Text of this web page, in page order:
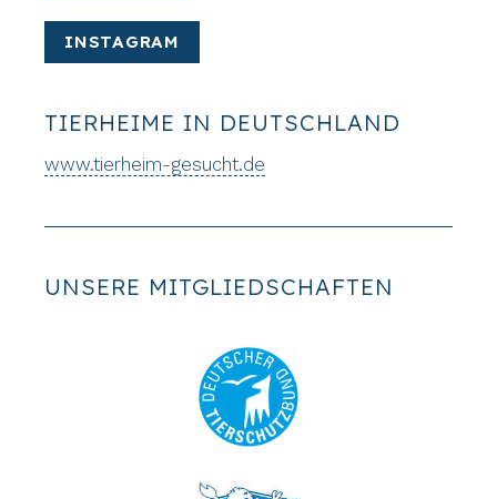
INSTAGRAM
TIERHEIME IN DEUTSCHLAND
www.tierheim-gesucht.de
UNSERE MITGLIEDSCHAFTEN